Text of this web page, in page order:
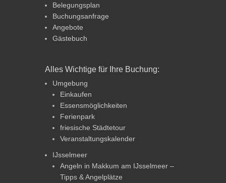
Belegungsplan
Buchungsanfrage
Angebote
Gästebuch
Alles Wichtige für Ihre Buchung:
Umgebung
Einkaufen
Essensmöglichkeiten
Ferienpark
friesische Städtetour
Veranstaltungskalender
IJsselmeer
Angeln in Makkum am IJsselmeer –
Tipps & Angelplätze